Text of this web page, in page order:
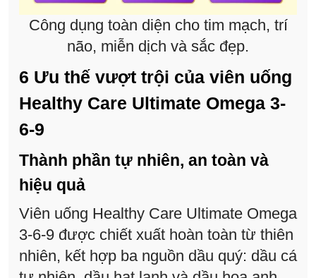
Công dụng toàn diện cho tim mạch, trí
não, miễn dịch và sắc đẹp.
6 Ưu thế vượt trội của viên uống
Healthy Care Ultimate Omega 3-
6-9
Thành phần tự nhiên, an toàn và
hiệu quả
Viên uống Healthy Care Ultimate Omega
3-6-9 được chiết xuất hoàn toàn từ thiên
nhiên, kết hợp ba nguồn dầu quý: dầu cá